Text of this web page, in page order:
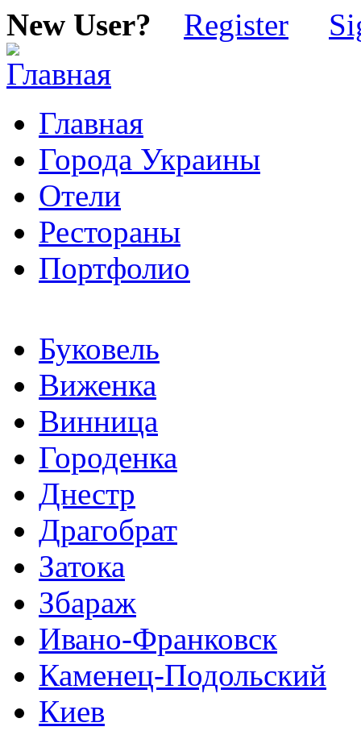
New User? Register
Главная
Города Украины
Отели
Рестораны
Портфолио
Буковель
Виженка
Винница
Городенка
Днестр
Драгобрат
Затока
Збараж
Ивано-Франковск
Каменец-Подольский
Киев